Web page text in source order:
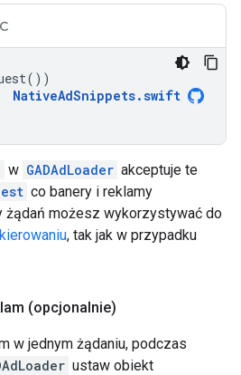
())
NativeAdSnippets.swift
w GADAdLoader akceptuje te
co banery i reklamy
żądań możesz wykorzystywać do
, tak jak w przypadku
(opcjonalnie)
w jednym żądaniu, podczas
ustaw obiekt